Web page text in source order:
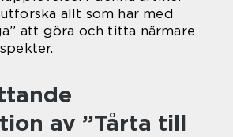
allt som har med
att göra och titta närmare
av ”Tårta till